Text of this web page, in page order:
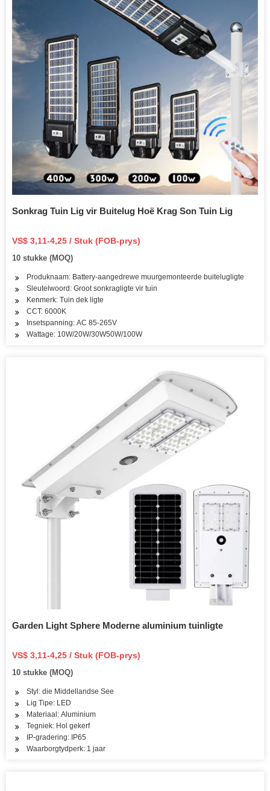
Sonkrag Tuin Lig vir Buitelug Hoë Krag Son Tuin Lig
VS$ 3,11-4,25 / Stuk (FOB-prys)
10 stukke (MOQ)
Produknaam: Battery-aangedrewe muurgemonteerde buitelugligte
Sleutelwoord: Groot sonkragligte vir tuin
Kenmerk: Tuin dek ligte
CCT: 6000K
Insetspanning: AC 85-265V
Wattage: 10W/20W/30W50W/100W
Garden Light Sphere Moderne aluminium tuinligte
VS$ 3,11-4,25 / Stuk (FOB-prys)
10 stukke (MOQ)
Styl: die Middellandse See
Lig Tipe: LED
Materiaal: Aluminium
Tegniek: Hol gekerf
IP-gradering: IP65
Waarborgtydperk: 1 jaar